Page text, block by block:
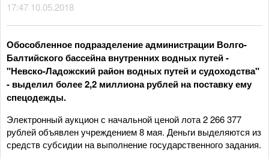
17:47 10.05.2018
Обособленное подразделение администрации Волго-
Балтийского бассейна внутренних водных путей -
"Невско-Ладожский район водных путей и судоходства"
- выделил более 2,2 миллиона рублей на поставку ему
спецодежды.
Электронный аукцион с начальной ценой лота 2 266 377
рублей объявлен учреждением 8 мая. Деньги выделяются из
средств субсидии на выполнение государственного задания.